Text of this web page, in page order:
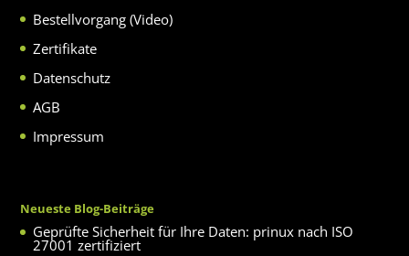
Bestellvorgang (Video)
Zertifikate
Datenschutz
AGB
Impressum
Neueste Blog-Beiträge
Geprüfte Sicherheit für Ihre Daten: prinux nach ISO
27001 zertifiziert